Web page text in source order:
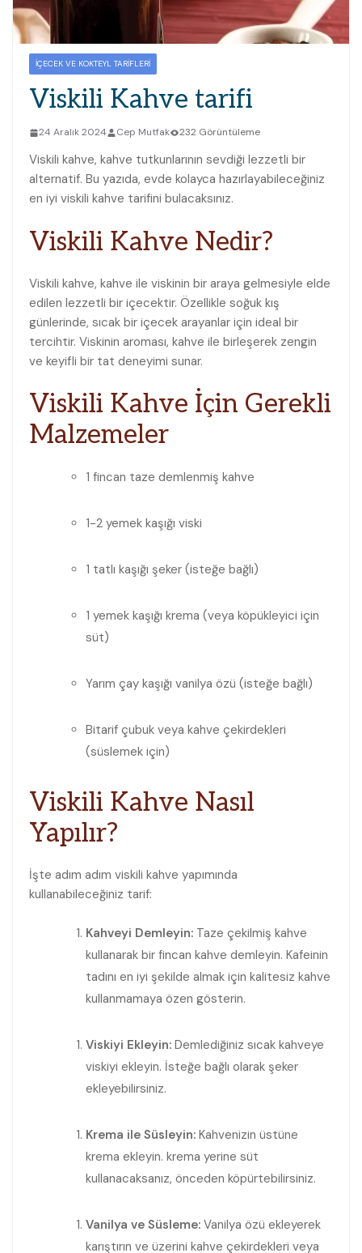
İÇECEK VE KOKTEYL TARIFLERI
Viskili Kahve tarifi
24 Aralık 2024 Cep Mutfak 232 Görüntüleme
Viskili kahve, kahve tutkunlarının sevdiği lezzetli bir
alternatif. Bu yazıda, evde kolayca‌ hazırlayabileceğiniz
en ‍iyi⁣ viskili kahve tarifini bulacaksınız.
Viskili Kahve‌ Nedir?
Viskili kahve, kahve ​ile viskinin​ bir araya gelmesiyle elde
edilen lezzetli bir içecektir. Özellikle soğuk ‌kış⁤
günlerinde, sıcak bir içecek arayanlar için ideal bir
tercihtir. Viskinin ‌aroması, kahve ile birleşerek zengin
ve keyifli bir tat⁢ deneyimi sunar.
Viskili Kahve İçin⁤ Gerekli
Malzemeler
1 fincan⁢ taze demlenmiş kahve
1-2 yemek kaşığı viski
1 tatlı ⁢kaşığı şeker⁣ (isteğe bağlı)
1 yemek kaşığı krema (veya ⁣köpükleyici için
süt)
Yarım çay kaşığı vanilya⁢ özü (isteğe bağlı)
Bitarif çubuk veya kahve çekirdekleri
(süslemek​ için)
Viskili Kahve Nasıl
Yapılır?
İşte adım adım viskili kahve yapımında
kullanabileceğiniz tarif:
Kahveyi⁢ Demleyin: Taze çekilmiş kahve
kullanarak bir​ fincan ⁤kahve⁤ demleyin. Kafeinin
tadını en iyi şekilde almak için ​kalitesiz kahve
kullanmamaya özen gösterin.
Viskiyi Ekleyin: Demlediğiniz sıcak kahveye
viskiyi ekleyin. İsteğe bağlı olarak şeker
ekleyebilirsiniz.
Krema ile Süsleyin: Kahvenizin üstüne
krema ekleyin. krema yerine süt⁤
kullanacaksanız, önceden köpürtebilirsiniz.
Vanilya ve Süsleme: Vanilya özü ekleyerek
karıştırın ve üzerini kahve çekirdekleri⁣ veya